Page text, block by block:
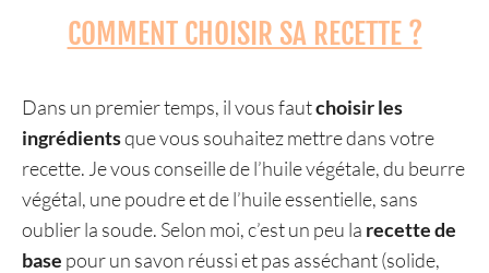
COMMENT CHOISIR SA RECETTE ?
Dans un premier temps, il vous fautchoisir les
ingrédientsque vous souhaitez mettre dans votre
recette. Je vous conseille de l’huile végétale, du beurre
végétal, une poudre et de l’huile essentielle, sans
oublier la soude. Selon moi, c’est un peu la recette de
base pour un savon réussi et pas asséchant (solide,